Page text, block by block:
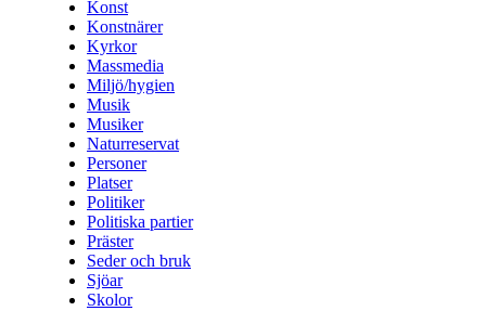
Konst
Konstnärer
Kyrkor
Massmedia
Miljö/hygien
Musik
Musiker
Naturreservat
Personer
Platser
Politiker
Politiska partier
Präster
Seder och bruk
Sjöar
Skolor